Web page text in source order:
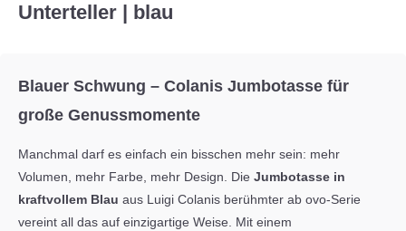
Unterteller | blau
Blauer Schwung – Colanis Jumbotasse für
große Genussmomente
Manchmal darf es einfach ein bisschen mehr sein: mehr
Volumen, mehr Farbe, mehr Design. Die Jumbotasse in
kraftvollem Blau aus Luigi Colanis berühmter ab ovo-Serie
vereint all das auf einzigartige Weise. Mit einem